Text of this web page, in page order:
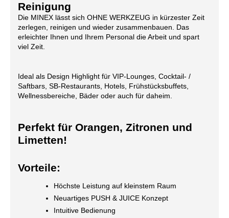
Reinigung
Die MINEX lässt sich OHNE WERKZEUG in kürzester Zeit
zerlegen, reinigen und wieder zusammenbauen. Das
erleichter Ihnen und Ihrem Personal die Arbeit und spart
viel Zeit.
Ideal als Design Highlight für VIP-Lounges, Cocktail- /
Saftbars, SB-Restaurants, Hotels, Frühstücksbuffets,
Wellnessbereiche, Bäder oder auch für daheim.
Perfekt für Orangen, Zitronen und
Limetten!
Vorteile:
Höchste Leistung auf kleinstem Raum
Neuartiges PUSH & JUICE Konzept
Intuitive Bedienung